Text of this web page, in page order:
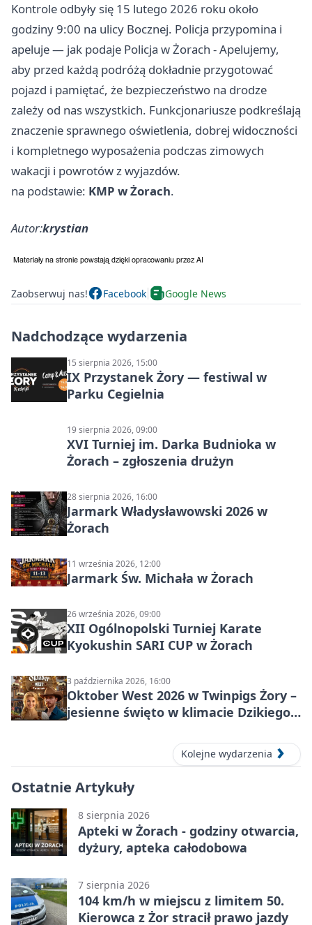
Kontrole odbyły się 15 lutego 2026 roku około
godziny 9:00 na ulicy Bocznej. Policja przypomina i
apeluje — jak podaje Policja w Żorach - Apelujemy,
aby przed każdą podróżą dokładnie przygotować
pojazd i pamiętać, że bezpieczeństwo na drodze
zależy od nas wszystkich. Funkcjonariusze podkreślają
znaczenie sprawnego oświetlenia, dobrej widoczności
i kompletnego wyposażenia podczas zimowych
wakacji i powrotów z wyjazdów.
na podstawie: KMP w Żorach.
Autor:krystian
Zaobserwuj nas! Facebook Google News
Nadchodzące wydarzenia
15 sierpnia 2026, 15:00
IX Przystanek Żory — festiwal w
Parku Cegielnia
19 sierpnia 2026, 09:00
XVI Turniej im. Darka Budnioka w
Żorach – zgłoszenia drużyn
28 sierpnia 2026, 16:00
Jarmark Władysławowski 2026 w
Żorach
11 września 2026, 12:00
Jarmark Św. Michała w Żorach
26 września 2026, 09:00
XII Ogólnopolski Turniej Karate
Kyokushin SARI CUP w Żorach
3 października 2026, 16:00
Oktober West 2026 w Twinpigs Żory –
jesienne święto w klimacie Dzikiego
Kolejne wydarzenia
Ostatnie Artykuły
8 sierpnia 2026
Apteki w Żorach - godziny otwarcia,
dyżury, apteka całodobowa
7 sierpnia 2026
104 km/h w miejscu z limitem 50.
Kierowca z Żor stracił prawo jazdy